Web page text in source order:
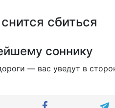
сбиться
соннику
— вас уведут в